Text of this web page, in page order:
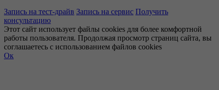
Запись на тест-драйв Запись на сервис Получить
консультацию
Этот сайт использует файлы cookies для более комфортной
работы пользователя. Продолжая просмотр страниц сайта, вы
соглашаетесь с использованием файлов cookies
Ок